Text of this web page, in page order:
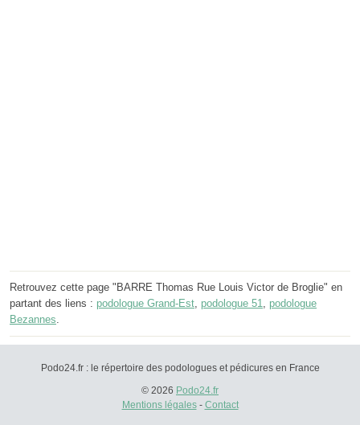
Retrouvez cette page "BARRE Thomas Rue Louis Victor de Broglie" en
partant des liens : podologue Grand-Est, podologue 51, podologue
Bezannes.
Podo24.fr : le répertoire des podologues et pédicures en France
© 2026 Podo24.fr
Mentions légales- Contact